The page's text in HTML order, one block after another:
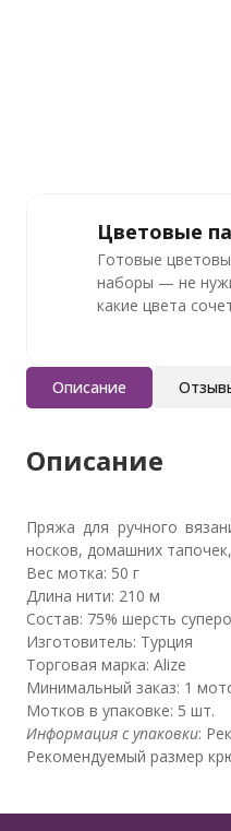
Цветовые
Готовые
наборы — не
какие цвета
Описание
Описание
Пряжа для ручного
носков, домашних
Вес мотка: 50 г
Длина нити: 210 м
Состав: 75% шерсть
Изготовитель: Турция
Торговая марка: Alize
Минимальный заказ: 1
Мотков в упаковке: 5 шт.
Информация с упаковки:
Рекомендуемый размер